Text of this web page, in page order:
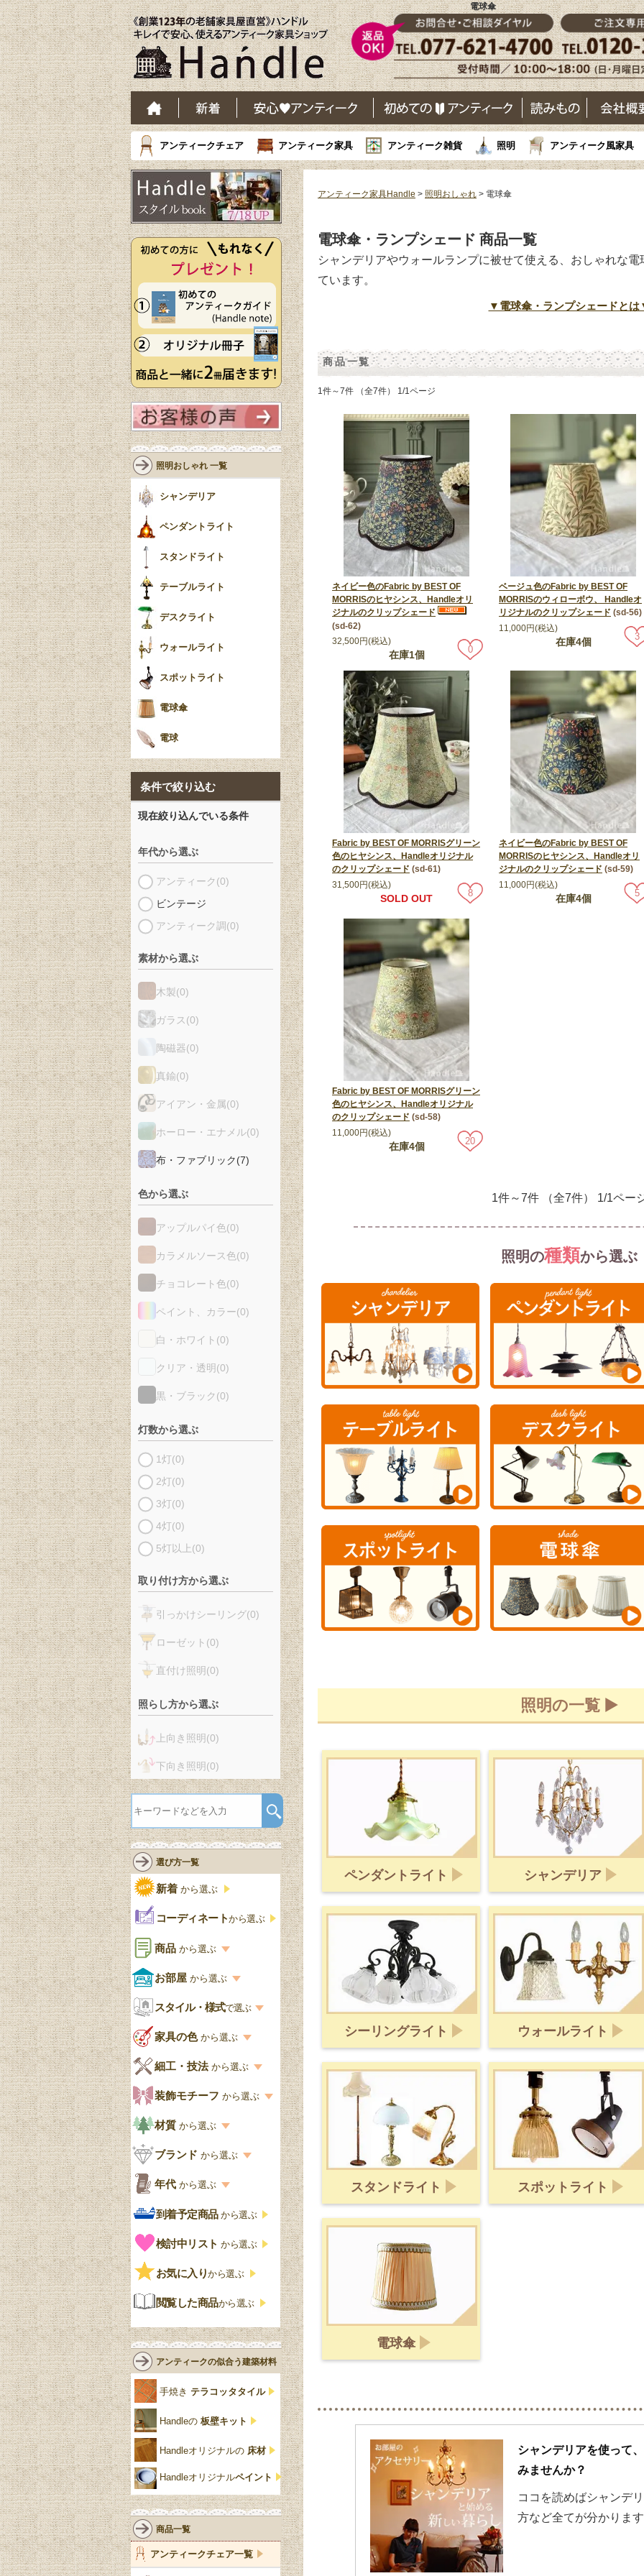
電球傘
アンティークチェア アンティーク家具 アンティーク雑貨 照明 アンティーク風家具
アンティーク家具Handle > 照明おしゃれ > 電球傘
電球傘・ランプシェード 商品一覧
シャンデリアやウォールランプに被せて使える、おしゃれな
ています。
▼電球傘・ランプシェードと
商品一覧
1件～7件 （全7件） 1/1ページ
ネイビー色のFabric by BEST OF
MORRISのヒヤシンス、Handleオリ
ジナルのクリップシェード
(sd-62)
32,500円(税込)
在庫1個 0
ベージュ色のFabric by BEST OF
MORRISのウィローボウ、 Handleオ
リジナルのクリップシェード (sd-56)
11,000円(税込)
在庫4個 3
Fabric by BEST OF MORRISグリーン
色のヒヤシンス、Handleオリジナル
のクリップシェード (sd-61)
31,500円(税込)
SOLD OUT 8
ネイビー色のFabric by BEST OF
MORRISのヒヤシンス、Handleオリ
ジナルのクリップシェード (sd-59)
11,000円(税込)
在庫4個 5
Fabric by BEST OF MORRISグリーン
色のヒヤシンス、Handleオリジナル
のクリップシェード (sd-58)
11,000円(税込)
在庫4個 20
1件～7件 （全7件） 1/1ペー
照明の種類から選ぶ
照明の一覧 ▶
ペンダントライト シャンデリア
シーリングライト ウォールライト
スタンドライト スポットライト
電球傘
シャンデリアを使って
みませんか？
ココを読めばシャンデ
方など全てが分かりま
照明おしゃれ 一覧
シャンデリア
ペンダントライト
スタンドライト
テーブルライト
デスクライト
ウォールライト
スポットライト
電球傘
電球
条件で絞り込む
現在絞り込んでいる条件
年代から選ぶ
アンティーク (0)
ビンテージ
アンティーク調(0)
素材から選ぶ
木製(0)
ガラス (0)
陶磁器(0)
真鍮(0)
アイアン・金属(0)
ホーロー・エナメル(0)
布・ファブリック(7)
色から選ぶ
アップルパイ色(0)
カラメルソース色(0)
チョコレート色(0)
ペイント、カラー(0)
白・ホワイト (0)
クリア・透明(0)
黒・ブラック (0)
灯数から選ぶ
1灯(0)
2灯(0)
3灯(0)
4灯(0)
5灯以上(0)
取り付け方から選ぶ
引っかけシーリング(0)
ローゼット (0)
直付け照明(0)
照らし方から選ぶ
上向き照明(0)
下向き照明(0)
選び方一覧
新着 から選ぶ
コーディネートから選ぶ
商品 から選ぶ
商品一覧を見る
収納家具
書棚
デスクおしゃれ
食器棚おしゃれ
木製ワゴン
ェア
洋服タンス
チェストおしゃれ
クローゼット
鏡台
花台
仏壇おしゃれ
靴箱収納
スリッパ収納
壁掛け家具
パーテーション・間
仕切り
お部屋 から選ぶ
お部屋から選ぶ一覧
リビング
キッチン・ダイニング
スタイル・様式で選ぶ
スタイル一覧
英国アンティーク
英国クラシック
式
エリザベス様式
ジャコビアン
ロココ様式
ミッドセンチュリー
アールデコ
家具の色から選ぶ
家具の色一覧
カスタード色
アップルパイ色
白・ホワイト
黒・ブラック
細工・技法 から選ぶ
細工・技法の一覧
象嵌・マーケットリー
寄木・パーケットリー
装飾モチーフ から選ぶ
模様の一覧
ペディメント
コーニス
グ
ストラップワーク
雷文
ビーディング
リネンフォールド
ルネット
アカンサス
パイクラスト
脚のモチーフ一覧
ターニングレッグ
バルボスレッグ
材質 から選ぶ
材質の一覧
オーク材
マホガニー
ローズウッド材
サテンウッド材
ブランド から選ぶ
ブランド一覧
Handleオリジナル
ウィリアムモリス
ロイドルーム
コントワールドファミー
ユ
ジェニファーテイラー
チェスターフィールド
リリパットレーン
アングルポイズ
ウォーカー＆ホール
年代 から選ぶ
年代別の一覧
アンティーク
ビンテージ
到着予定商品から選ぶ
検討中リスト から選ぶ
お気に入りから選ぶ
閲覧した商品から選ぶ
アンティークの似合う建築材料
手焼き テラコッタタイル
Handleの 板壁キット
Handleオリジナルの 床材
Handleオリジナルペイント
商品一覧
アンティークチェア一覧